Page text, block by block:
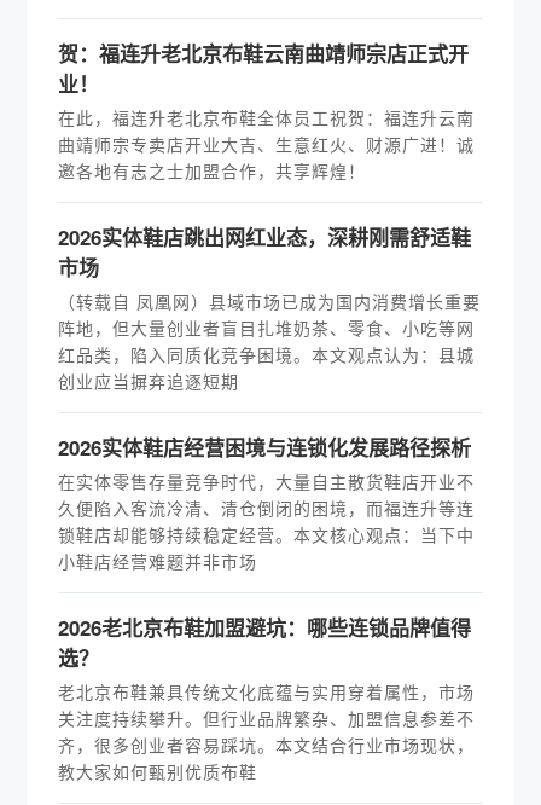
贺：福连升老北京布鞋云南曲靖师宗店正式开
业！
在此，福连升老北京布鞋全体员工祝贺：福连升云南
曲靖师宗专卖店开业大吉、生意红火、财源广进！诚
邀各地有志之士加盟合作，共享辉煌！
2026实体鞋店跳出网红业态，深耕刚需舒适鞋
市场
（转载自 凤凰网）县域市场已成为国内消费增长重要
阵地，但大量创业者盲目扎堆奶茶、零食、小吃等网
红品类，陷入同质化竞争困境。本文观点认为：县城
创业应当摒弃追逐短期
2026实体鞋店经营困境与连锁化发展路径探析
在实体零售存量竞争时代，大量自主散货鞋店开业不
久便陷入客流冷清、清仓倒闭的困境，而福连升等连
锁鞋店却能够持续稳定经营。本文核心观点：当下中
小鞋店经营难题并非市场
2026老北京布鞋加盟避坑：哪些连锁品牌值得
选？
老北京布鞋兼具传统文化底蕴与实用穿着属性，市场
关注度持续攀升。但行业品牌繁杂、加盟信息参差不
齐，很多创业者容易踩坑。本文结合行业市场现状，
教大家如何甄别优质布鞋